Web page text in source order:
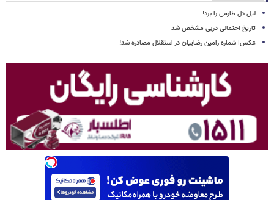
لیل دل طارمی را برد!
تاریخ احتمالی دربی مشخص شد
عکس| شماره رامین رضاییان در استقلال مصادره شد!